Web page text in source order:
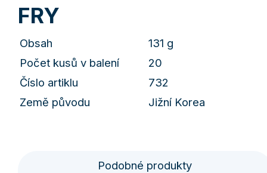
FRY
Obsah
131 g
Počet kusů v balení
20
Číslo artiklu
732
Země původu
Jižní Korea
Podobné produkty